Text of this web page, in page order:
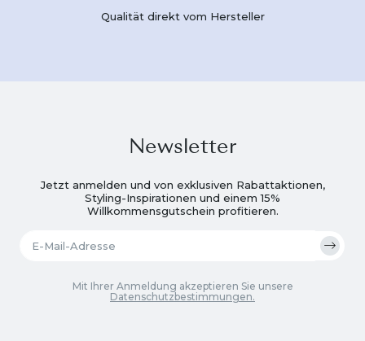
Qualität direkt vom Hersteller
Newsletter
Jetzt anmelden und von exklusiven Rabattaktionen,
Styling-Inspirationen und einem 15%
Willkommensgutschein profitieren.
Mit Ihrer Anmeldung akzeptieren Sie unsere
Datenschutzbestimmungen.